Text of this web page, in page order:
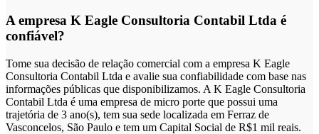
A empresa K Eagle Consultoria Contabil Ltda é
confiável?
Tome sua decisão de relação comercial com a empresa K Eagle
Consultoria Contabil Ltda e avalie sua confiabilidade com base nas
informações públicas que disponibilizamos. A K Eagle Consultoria
Contabil Ltda é uma empresa de micro porte que possui uma
trajetória de 3 ano(s), tem sua sede localizada em Ferraz de
Vasconcelos, São Paulo e tem um Capital Social de R$1 mil reais.